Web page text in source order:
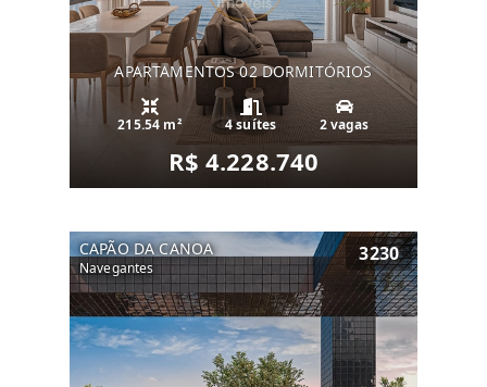
APARTAMENTOS 02 DORMITÓRIOS
215.54 m² 4 suítes 2 vagas
R$ 4.228.740
CAPÃO DA CANOA
Navegantes
3230